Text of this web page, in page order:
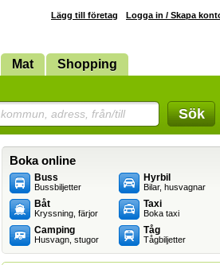
Lägg till företag Logga in / Skapa
Mat Shopping
adress, från/till Sök
Boka online
Buss
Bussbiljetter
Båt
Kryssning, färjor
Camping
Husvagn, stugor
Hyrbil
Bilar, husvagnar
Taxi
Boka taxi
Tåg
Tågbiljetter